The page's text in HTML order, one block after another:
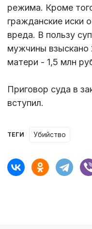
режима. Кроме
гражданские иски
вреда. В пользу
мужчины взыскано
матери - 1,5 млн
Приговор суда в
вступил.
ТЕГИ убийство